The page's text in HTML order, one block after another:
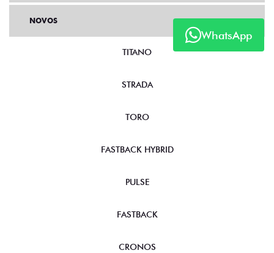
WhatsApp
NOVOS
TITANO
STRADA
TORO
FASTBACK HYBRID
PULSE
FASTBACK
CRONOS